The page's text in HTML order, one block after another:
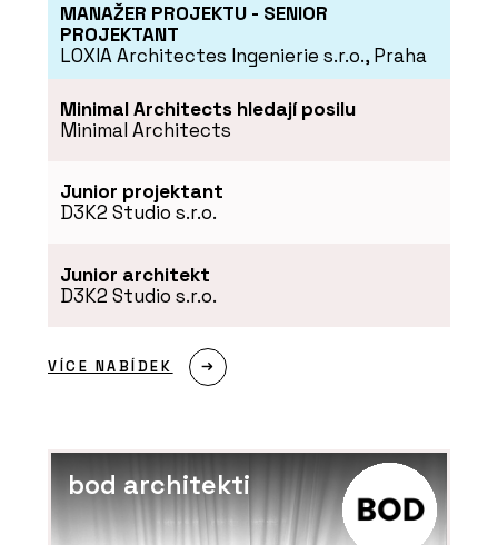
MANAŽER PROJEKTU - SENIOR
PROJEKTANT
LOXIA Architectes Ingenierie s.r.o., Praha
Minimal Architects hledají posilu
Minimal Architects
Junior projektant
D3K2 Studio s.r.o.
Junior architekt
D3K2 Studio s.r.o.
VÍCE NABÍDEK
bod architekti